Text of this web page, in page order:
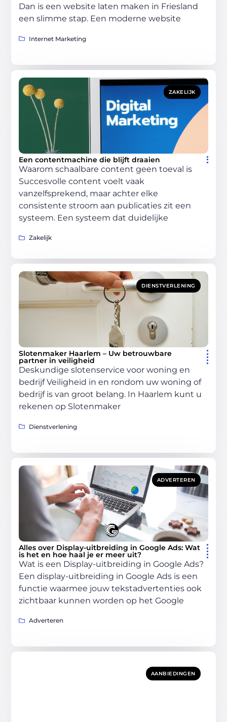
Dan is een website laten maken in Friesland
een slimme stap. Een moderne website
Internet Marketing
ZAKELIJK
Een contentmachine die blijft draaien
Waarom schaalbare content geen toeval is
Succesvolle content voelt vaak
vanzelfsprekend, maar achter elke
consistente stroom aan publicaties zit een
systeem. Een systeem dat duidelijke
Zakelijk
DIENSTVERLENING
Slotenmaker Haarlem – Uw betrouwbare
partner in veiligheid
Deskundige slotenservice voor woning en
bedrijf Veiligheid in en rondom uw woning of
bedrijf is van groot belang. In Haarlem kunt u
rekenen op Slotenmaker
Dienstverlening
ADVERTEREN
Alles over Display-uitbreiding in Google Ads: Wat
is het en hoe haal je er meer uit?
Wat is een Display-uitbreiding in Google Ads?
Een display-uitbreiding in Google Ads is een
functie waarmee jouw tekstadvertenties ook
zichtbaar kunnen worden op het Google
Adverteren
AANBIEDINGEN